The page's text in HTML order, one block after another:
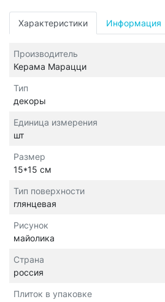
Характеристики Информация
Производитель
Керама Марацци
Тип
декоры
Единица измерения
шт
Размер
15*15 см
Тип поверхности
глянцевая
Рисунок
майолика
Страна
россия
Плиток в упаковке